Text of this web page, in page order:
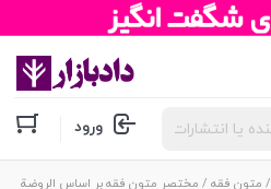
ورود
/ متون فقه / مختصر متون فقه بر اساس الروضة